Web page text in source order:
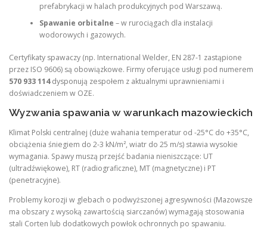
prefabrykacji w halach produkcyjnych pod Warszawą.
Spawanie orbitalne – w rurociągach dla instalacji
wodorowych i gazowych.
Certyfikaty spawaczy (np. International Welder, EN 287-1 zastąpione
przez ISO 9606) są obowiązkowe. Firmy oferujące usługi pod numerem
570 933 114dysponują zespołem z aktualnymi uprawnieniami i
doświadczeniem w OZE.
Wyzwania spawania w warunkach mazowieckich
Klimat Polski centralnej (duże wahania temperatur od -25°C do +35°C,
obciążenia śniegiem do 2-3 kN/m², wiatr do 25 m/s) stawia wysokie
wymagania. Spawy muszą przejść badania nieniszczące: UT
(ultradźwiękowe), RT (radiograficzne), MT (magnetyczne) i PT
(penetracyjne).
Problemy korozji w glebach o podwyższonej agresywności (Mazowsze
ma obszary z wysoką zawartością siarczanów) wymagają stosowania
stali Corten lub dodatkowych powłok ochronnych po spawaniu.